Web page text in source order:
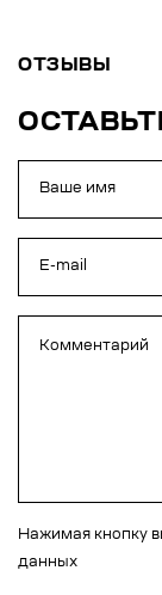
ОТЗЫВЫ
Нажимая кнопку
данных